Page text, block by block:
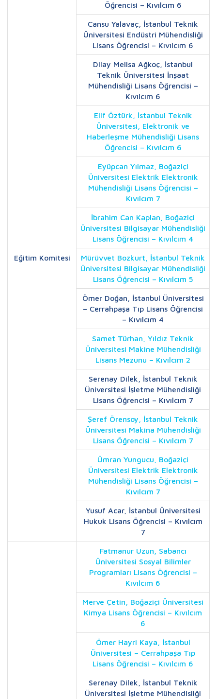
Eğitim Komitesi
Öğrencisi – Kıvılcım 6
Cansu Yalavaç, İstanbul Teknik
Üniversitesi Endüstri Mühendisliği
Lisans Öğrencisi – Kıvılcım 6
Dilay Melisa Ağkoç, İstanbul
Teknik Üniversitesi İnşaat
Mühendisliği Lisans Öğrencisi –
Kıvılcım 6
Elif Öztürk, İstanbul Teknik
Üniversitesi, Elektronik ve
Haberleşme Mühendisliği Lisans
Öğrencisi – Kıvılcım 6
Eyüpcan Yılmaz, Boğaziçi
Üniversitesi Elektrik Elektronik
Mühendisliği Lisans Öğrencisi –
Kıvılcım 7
İbrahim Can Kaplan, Boğaziçi
Üniversitesi Bilgisayar Mühendisliği
Lisans Öğrencisi – Kıvılcım 4
Mürüvvet Bozkurt, İstanbul Teknik
Üniversitesi Bilgisayar Mühendisliği
Lisans Öğrencisi – Kıvılcım 5
Ömer Doğan, İstanbul Üniversitesi
– Cerrahpaşa Tıp Lisans Öğrencisi
– Kıvılcım 4
Samet Türhan, Yıldız Teknik
Üniversitesi Makine Mühendisliği
Lisans Mezunu – Kıvılcım 2
Serenay Dilek, İstanbul Teknik
Üniversitesi İşletme Mühendisliği
Lisans Öğrencisi – Kıvılcım 7
Şeref Örensoy, İstanbul Teknik
Üniversitesi Makina Mühendisliği
Lisans Öğrencisi – Kıvılcım 7
Ümran Yungucu, Boğaziçi
Üniversitesi Elektrik Elektronik
Mühendisliği Lisans Öğrencisi –
Kıvılcım 7
Yusuf Acar, İstanbul Üniversitesi
Hukuk Lisans Öğrencisi – Kıvılcım
7
Fatmanur Uzun, Sabancı
Üniversitesi Sosyal Bilimler
Programları Lisans Öğrencisi –
Kıvılcım 6
Merve Çetin, Boğaziçi Üniversitesi
Kimya Lisans Öğrencisi – Kıvılcım
6
Ömer Hayri Kaya, İstanbul
Üniversitesi – Cerrahpaşa Tıp
Lisans Öğrencisi – Kıvılcım 6
Serenay Dilek, İstanbul Teknik
Üniversitesi İşletme Mühendisliği